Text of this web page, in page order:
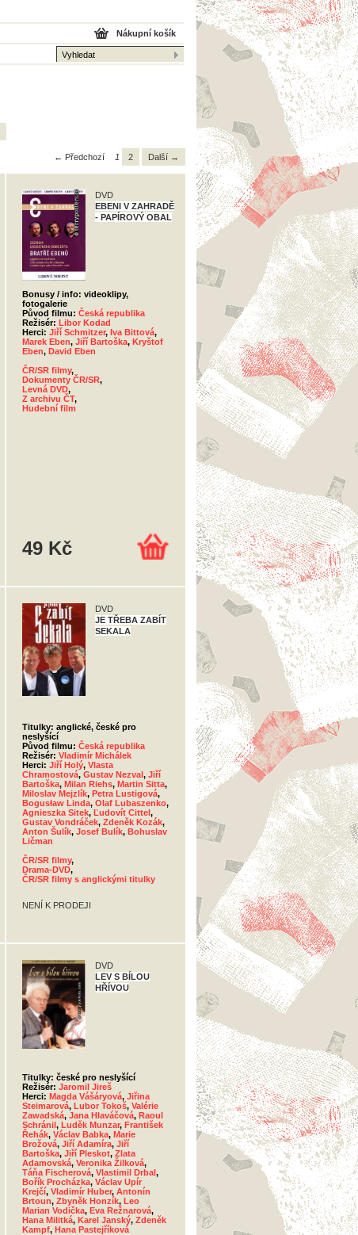
Nákupní košík
← Předchozí 1 2 Další →
DVD
EBENI V ZAHRADĚ
- PAPÍROVÝ OBAL
Bonusy / info: videoklipy,
fotogalerie
Původ filmu: Česká republika
Režisér: Libor Kodad
Herci: Jiří Schmitzer, Iva Bittová,
Marek Eben, Jiří Bartoška, Kryštof
Eben, David Eben
ČR/SR filmy,
Dokumenty ČR/SR,
Levná DVD,
Z archivu ČT,
Hudební film
49 Kč
DVD
JE TŘEBA ZABÍT
SEKALA
Titulky: anglické, české pro
neslyšící
Původ filmu: Česká republika
Režisér: Vladimír Michálek
Herci: Jiří Holý, Vlasta
Chramostová, Gustav Nezval, Jiří
Bartoška, Milan Riehs, Martin Sitta,
Miloslav Mejzlík, Petra Lustigová,
Bogusław Linda, Olaf Lubaszenko,
Agnieszka Sitek, Ľudovít Cittel,
Gustav Vondráček, Zdeněk Kozák,
Anton Šulík, Josef Bulík, Bohuslav
Ličman
ČR/SR filmy,
Drama-DVD,
ČR/SR filmy s anglickými titulky
NENÍ K PRODEJI
DVD
LEV S BÍLOU
HŘÍVOU
Titulky: české pro neslyšící
Režisér: Jaromil Jireš
Herci: Magda Vášáryová, Jiřina
Steimarová, Lubor Tokoš, Valérie
Zawadská, Jana Hlaváčová, Raoul
Schránil, Luděk Munzar, František
Řehák, Václav Babka, Marie
Brožová, Jiří Adamíra, Jiří
Bartoška, Jiří Pleskot, Zlata
Adamovská, Veronika Žilková,
Táňa Fischerová, Vlastimil Drbal,
Bořík Procházka, Václav Upír
Krejčí, Vladimír Huber, Antonín
Brtoun, Zbyněk Honzík, Leo
Marian Vodička, Eva Režnarová,
Hana Militká, Karel Janský, Zdeněk
Kampf, Hana Pastejříková